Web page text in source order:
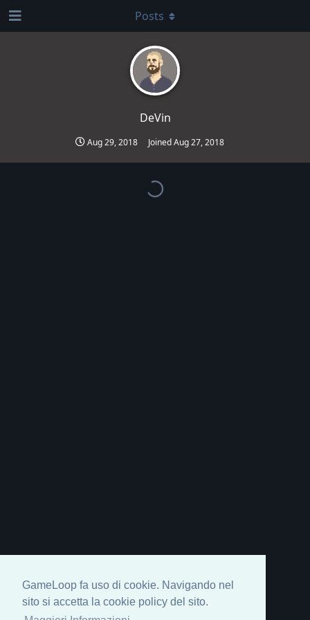
GameLoop fa uso di cookie. Navigando nel
sito si accetta la cookie policy del sito.
DeVin
Aug 29, 2018 JoinedAug 27, 2018
Posts